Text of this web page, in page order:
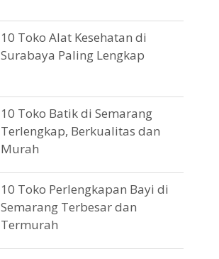
10 Toko Alat Kesehatan di
Surabaya Paling Lengkap
10 Toko Batik di Semarang
Terlengkap, Berkualitas dan
Murah
10 Toko Perlengkapan Bayi di
Semarang Terbesar dan
Termurah